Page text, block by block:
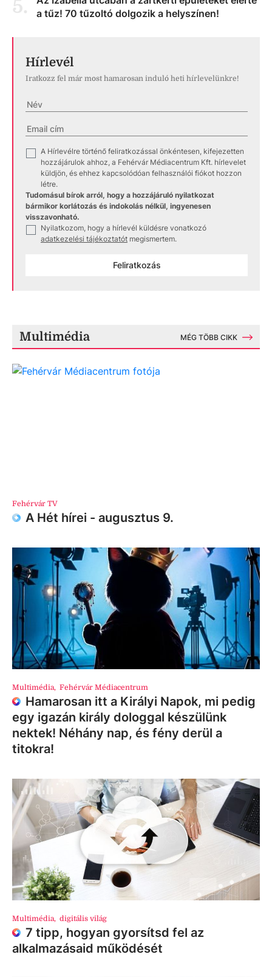
5.
a tűz! 70 tűzoltó dolgozik a helyszínen!
Hírlevél
Iratkozz fel már most hamarosan induló heti hírlevelünkre!
A Hírlevélre történő feliratkozással önkéntesen, kifejezetten
hozzájárulok ahhoz, a Fehérvár Médiacentrum Kft. hírlevelet
küldjön, és ehhez kapcsolódóan felhasználói fiókot hozzon
létre.
Tudomásul bírok arról, hogy a hozzájáruló nyilatkozat
bármikor korlátozás és indokolás nélkül, ingyenesen
visszavonható.
Nyilatkozom, hogy a hírlevél küldésre vonatkozó
adatkezelési tájékoztatót megismertem.
Feliratkozás
Multimédia MÉG TÖBB CIKK
Fehérvár TV
A Hét hírei - augusztus 9.
Multimédia, Fehérvár Médiacentrum
Hamarosan itt a Királyi Napok, mi pedig
egy igazán király dologgal készülünk
nektek! Néhány nap, és fény derül a
titokra!
Multimédia, digitális világ
7 tipp, hogyan gyorsítsd fel az
alkalmazásaid működését